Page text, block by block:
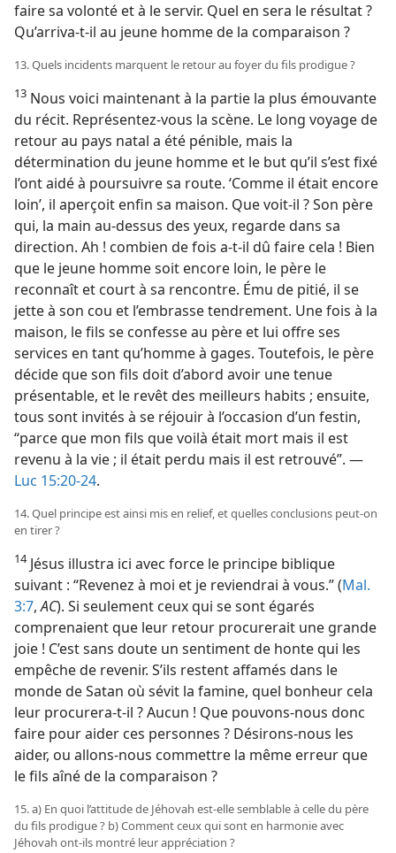
faire sa volonté et à le servir. Quel en sera le résultat ?
Qu’arriva-​t-​il au jeune homme de la comparaison ?
13. Quels incidents marquent le retour au foyer du fils prodigue ?
13 Nous voici maintenant à la partie la plus émouvante
du récit. Représentez-​vous la scène. Le long voyage de
retour au pays natal a été pénible, mais la
détermination du jeune homme et le but qu’il s’est fixé
l’ont aidé à poursuivre sa route. ‘Comme il était encore
loin’, il aperçoit enfin sa maison. Que voit-​il ? Son père
qui, la main au-dessus des yeux, regarde dans sa
direction. Ah ! combien de fois a-​t-​il dû faire cela ! Bien
que le jeune homme soit encore loin, le père le
reconnaît et court à sa rencontre. Ému de pitié, il se
jette à son cou et l’embrasse tendrement. Une fois à la
maison, le fils se confesse au père et lui offre ses
services en tant qu’homme à gages. Toutefois, le père
décide que son fils doit d’abord avoir une tenue
présentable, et le revêt des meilleurs habits ; ensuite,
tous sont invités à se réjouir à l’occasion d’un festin,
“parce que mon fils que voilà était mort mais il est
revenu à la vie ; il était perdu mais il est retrouvé”. —
Luc 15:20-24.
14. Quel principe est ainsi mis en relief, et quelles conclusions peut-​on
en tirer ?
14Jésus illustra ici avec force le principe biblique
suivant : “Revenez à moi et je reviendrai à vous.” (Mal.
3:7,AC). Si seulement ceux qui se sont égarés
comprenaient que leur retour procurerait une grande
joie ! C’est sans doute un sentiment de honte qui les
empêche de revenir. S’ils restent affamés dans le
monde de Satan où sévit la famine, quel bonheur cela
leur procurera-​t-​il ? Aucun ! Que pouvons-​nous donc
faire pour aider ces personnes ? Désirons-​nous les
aider, ou allons-​nous commettre la même erreur que
le fils aîné de la comparaison ?
15. a) En quoi l’attitude de Jéhovah est-​elle semblable à celle du père
du fils prodigue ? b) Comment ceux qui sont en harmonie avec
Jéhovah ont-​ils montré leur appréciation ?